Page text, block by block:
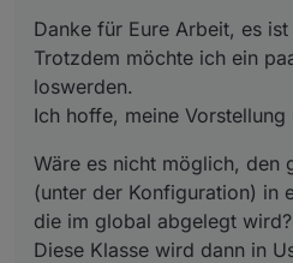
vom User gefüllt wird, so
Objekt.
Copy-Paste, ohne
Rücksicht nehmen
kürzeres,
Einfachere
selbe
Der User instantiiert nur
Instanz.Config und
Danke für Eure Arbeit, es
Trotzdem möchte ich ein
loswerden.
Ich hoffe, meine Vorstellung
Wäre es nicht möglich, den
(unter der Konfiguration) in
die im global abgelegt wird?
Diese Klasse wird dann in